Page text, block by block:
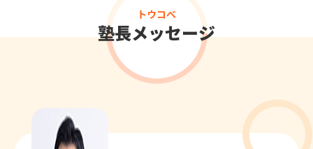
トウコべ
塾長メッセージ